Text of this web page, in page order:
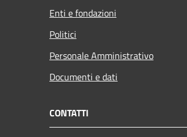
Enti e fondazioni
Politici
Personale Amministrativo
Documenti e dati
CONTATTI